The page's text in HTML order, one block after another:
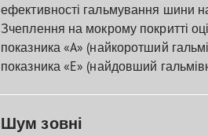
ефективності гальмування шини
Зчеплення на мокрому покритті
показника «A» (найкоротший
показника «E» (найдовший
Шум зовні